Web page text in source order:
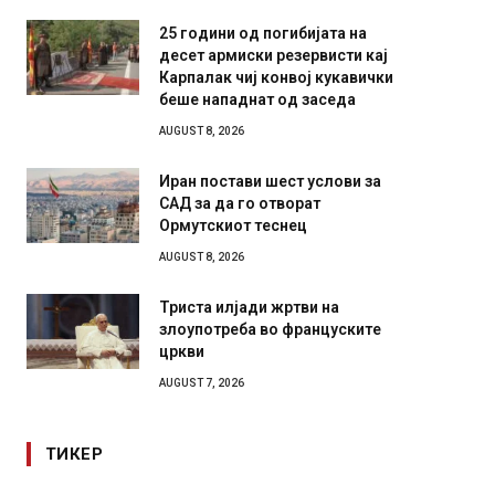
25 години од погибијата на
десет армиски резервисти кај
Карпалак чиј конвој кукавички
беше нападнат од заседа
AUGUST 8, 2026
Иран постави шест услови за
САД за да го отворат
Ормутскиот теснец
AUGUST 8, 2026
Триста илјади жртви на
злоупотреба во француските
цркви
AUGUST 7, 2026
ТИКЕР